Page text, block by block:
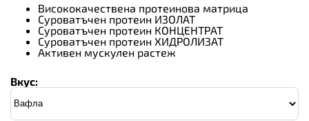
Висококачествена протеинова матрица
Суроватъчен протеин ИЗОЛАТ
Суроватъчен протеин КОНЦЕНТРАТ
Суроватъчен протеин ХИДРОЛИЗАТ
Активен мускулен растеж
Вкус: